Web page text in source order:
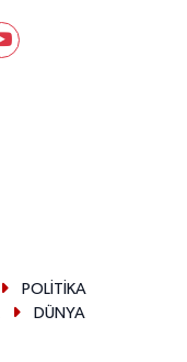
POLİTİKA
DÜNYA